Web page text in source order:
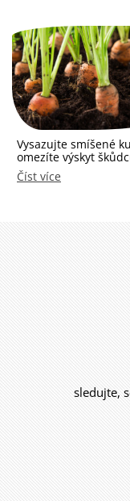
Vysazujte smíšené
omezíte výskyt
Číst více
sledujte,